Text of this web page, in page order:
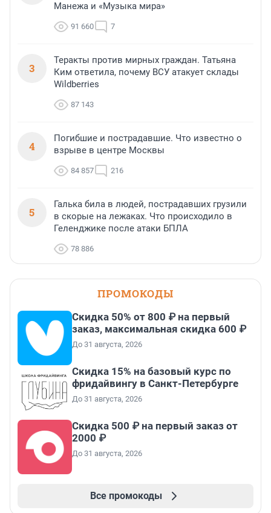
Манежа и «Музыка мира»
91 660 7
3
Теракты против мирных граждан. Татьяна
Ким ответила, почему ВСУ атакует склады
Wildberries
87 143
4
Погибшие и пострадавшие. Что известно о
взрыве в центре Москвы
84 857 216
5
Галька била в людей, пострадавших грузили
в скорые на лежаках. Что происходило в
Геленджике после атаки БПЛА
78 886
ПРОМОКОДЫ
Скидка 50% от 800 ₽ на первый
заказ, максимальная скидка 600 ₽
До 31 августа, 2026
Скидка 15% на базовый курс по
фридайвингу в Санкт-Петербурге
До 31 августа, 2026
Скидка 500 ₽ на первый заказ от
2000 ₽
До 31 августа, 2026
Все промокоды